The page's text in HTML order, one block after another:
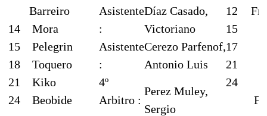
Barreiro
14
Mora
15
Pelegrin
18
Toquero
21
Kiko
24
Beobide
Asistente
:
Díaz Casado,
Victoriano
Asistente
:
Cerezo Parfenof,
Antonio Luis
4º
Arbitro :
Perez Muley,
Sergio
12
15
17
21
24